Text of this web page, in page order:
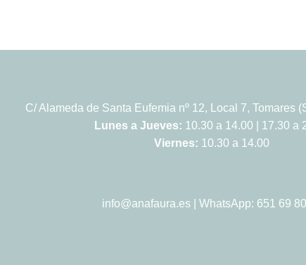
C/ Alameda de Santa Eufemia nº 12, Local 7, Tomares
Lunes a Jueves: 10.30 a 14.00 | 17.30 a
Viernes: 10.30 a 14.00
info@anafaura.es| WhatsApp: 651 69 80